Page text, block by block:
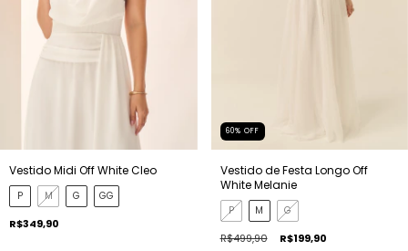
Vestido Midi Off White Cleo
P M G GG
R$349,90
60% OFF
Vestido de Festa Longo Off
White Melanie
P M G
R$499,90 R$199,90